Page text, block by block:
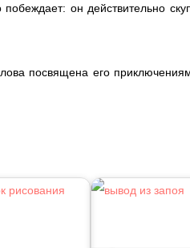
он действительно
посвящена его